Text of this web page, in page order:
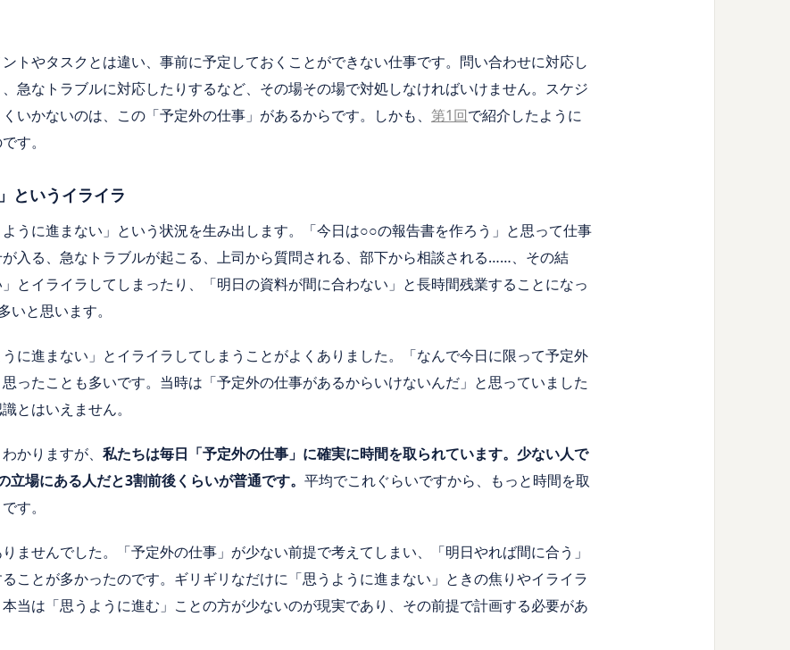
トやタスクとは違い、事前に予定しておくことができない仕事です。問い合わせに対応し
急なトラブルに対応したりするなど、その場その場で対処しなければいけません。スケジ
いかないのは、この「予定外の仕事」があるからです。しかも、 第1回で紹介したように
す。
というイライラ
ように進まない」という状況を生み出します。「今日は○○の報告書を作ろう」と思って仕事
入る、急なトラブルが起こる、上司から質問される、部下から相談される……、その結
とイライラしてしまったり、「明日の資料が間に合わない」と長時間残業することになっ
と思います。
に進まない」とイライラしてしまうことがよくありました。「なんで今日に限って予定外
ったことも多いです。当時は「予定外の仕事があるからいけないんだ」と思っていました
とはいえません。
かりますが、 私たちは毎日「予定外の仕事」に確実に時間を取られています。少ない人で
立場にある人だと3割前後くらいが普通です。 平均でこれぐらいですから、もっと時間を取
す。
ませんでした。「予定外の仕事」が少ない前提で考えてしまい、「明日やれば間に合う」
ことが多かったのです。ギリギリなだけに「思うように進まない」ときの焦りやイライラ
当は「思うように進む」ことの方が少ないのが現実であり、その前提で計画する必要があ